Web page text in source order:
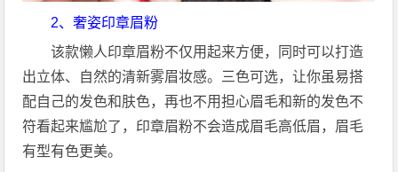
2、奢姿印章眉粉
该款懒人印章眉粉不仅用起来方便，同时可以打造
出立体、自然的清新雾眉妆感。三色可选，让你虽易搭
配自己的发色和肤色，再也不用担心眉毛和新的发色不
符看起来尴尬了，印章眉粉不会造成眉毛高低眉，眉毛
有型有色更美。